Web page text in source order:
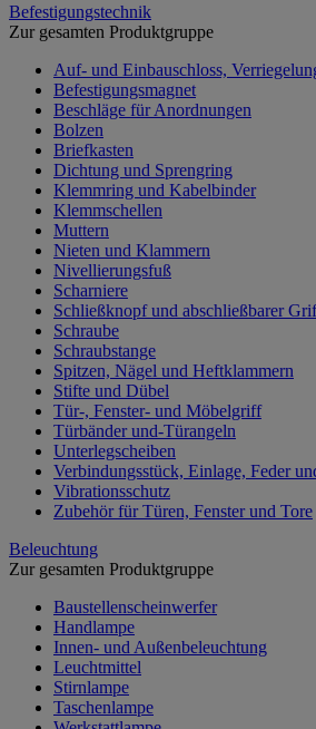
Befestigungstechnik
Zur gesamten Produktgruppe
Auf- und Einbauschloss,
Befestigungsmagnet
Beschläge für Anordnungen
Bolzen
Briefkasten
Dichtung und Sprengring
Klemmring und Kabelbinder
Klemmschellen
Muttern
Nieten und Klammern
Nivellierungsfuß
Scharniere
Schließknopf und abschließbarer
Schraube
Schraubstange
Spitzen, Nägel und Heftklammern
Stifte und Dübel
Tür-, Fenster- und Möbelgriff
Türbänder und-Türangeln
Unterlegscheiben
Verbindungsstück, Einlage, Feder
Vibrationsschutz
Zubehör für Türen, Fenster und Tore
Beleuchtung
Zur gesamten Produktgruppe
Baustellenscheinwerfer
Handlampe
Innen- und Außenbeleuchtung
Leuchtmittel
Stirnlampe
Taschenlampe